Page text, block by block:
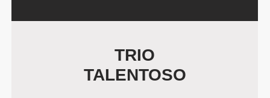
TRIO
TALENTOSO